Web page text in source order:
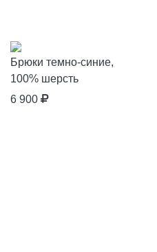
Брюки темно-синие,
100% шерсть
6 900